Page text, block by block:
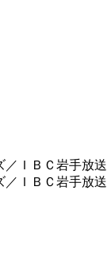
／ＩＢＣ岩手放送
／ＩＢＣ岩手放送